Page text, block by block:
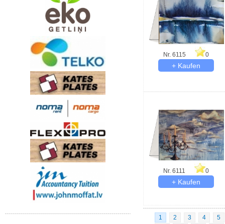
Nr. 6115 0
Nr. 6111 0
1 2 3 4
5